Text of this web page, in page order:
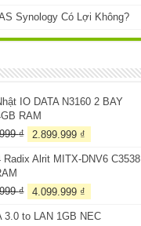
Synology Có Lợi Không?
IO DATA N3160 2 BAY
RAM
₫
Giá
là:
2.899.999 ₫
tại
Radix Alrit MITX-DNV6 C3538
₫
Giá
là:
4.099.999 ₫
tại
3.0 to LAN 1GB NEC